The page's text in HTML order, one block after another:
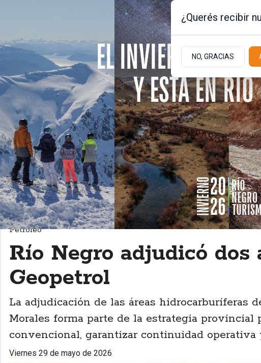
1.3ºc | Bariloche, Rio Negro
Portada Sociedad Empresas
Actualidad
Petróleo
Río Negro adjudicó dos
Geopetrol
La adjudicación de las áreas hidrocarburíferas
Morales forma parte de la estrategia provincial
convencional, garantizar continuidad operativa
viernes 29 de mayo de 2026
¿Querés recibir
NO, GRACIAS